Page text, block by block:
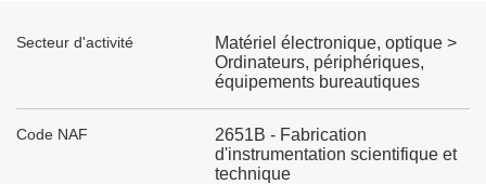
Secteur d'activité
Matériel électronique, optique >
Ordinateurs, périphériques,
équipements bureautiques
Code NAF
2651B - Fabrication
d'instrumentation scientifique et
technique